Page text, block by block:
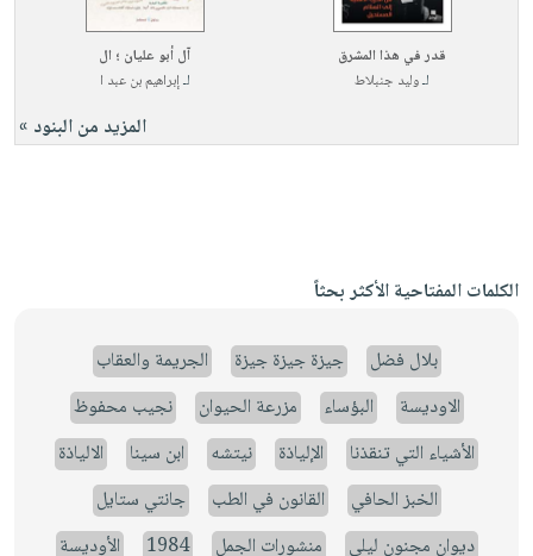
قدر في هذا المشرق
لـوليد جنبلاط
آل أبو عليان ؛ ال
لـإبراهيم بن عبد ا
المزيد من البنود »
الكلمات المفتاحية الأكثر بحثاً
بلال فضل جيزة جيزة جيزة
الجريمة والعقاب
الاوديسة
البؤساء مزرعة الحيوان
نجيب محفوظ
الأشياء التي تنقذنا
الإلياذة نيتشه ابن سينا
الالياذة
الخبز الحافي
القانون في الطب
جانتي ستايل
ديوان مجنون ليلى
منشورات الجمل 1984
الأوديسة